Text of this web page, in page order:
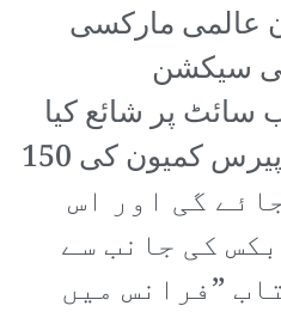
عالمی مارکسی
سیکشن
پر شائع کیا
گیا تھا۔ 2021ء میں پیرس کمیون کی 150
گی اور اس
کی جانب سے
”فرانس میں